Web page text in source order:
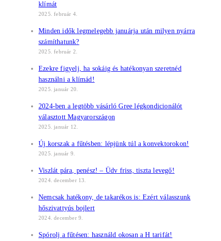
klímát
2025. február 4.
Minden idők legmelegebb januárja után milyen nyárra
számíthatunk?
2025. február 2.
Ezekre figyelj, ha sokáig és hatékonyan szeretnéd
használni a klímád!
2025. január 20.
2024-ben a legtöbb vásárló Gree légkondicionálót
választott Magyarországon
2025. január 12.
Új korszak a fűtésben: lépjünk túl a konvektorokon!
2025. január 9.
Viszlát pára, penész! – Üdv friss, tiszta levegő!
2024. december 13.
Nemcsak hatékony, de takarékos is: Ezért válasszunk
hőszivattyús bojlert
2024. december 9.
Spórolj a fűtésen: használd okosan a H tarifát!